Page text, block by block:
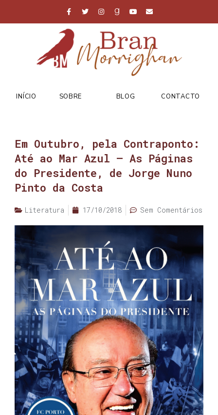
INÍCIO SOBRE BLOG CONTACTO
Em Outubro, pela Contraponto:
Até ao Mar Azul – As Páginas
do Presidente, de Jorge Nuno
Pinto da Costa
Literatura 17/10/2018 Sem Comentários